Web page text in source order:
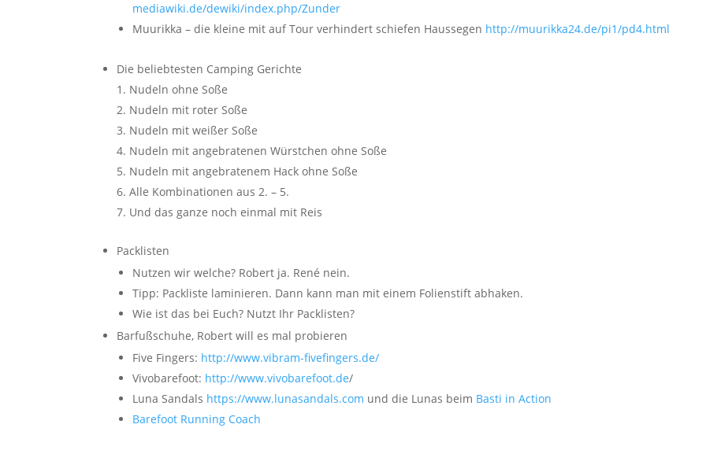
mediawiki.de/dewiki/index.php/Zunder
Muurikka – die kleine mit auf Tour verhindert schiefen Haussegen http://muurikka24.de/pi1/pd4.html
Die beliebtesten Camping Gerichte
Nudeln ohne Soße
Nudeln mit roter Soße
Nudeln mit weißer Soße
Nudeln mit angebratenen Würstchen ohne Soße
Nudeln mit angebratenem Hack ohne Soße
Alle Kombinationen aus 2. – 5.
Und das ganze noch einmal mit Reis
Packlisten
Nutzen wir welche? Robert ja. René nein.
Tipp: Packliste laminieren. Dann kann man mit einem Folienstift abhaken.
Wie ist das bei Euch? Nutzt Ihr Packlisten?
Barfußschuhe, Robert will es mal probieren
Five Fingers: http://www.vibram-fivefingers.de/
Vivobarefoot: http://www.vivobarefoot.de/
Luna Sandals https://www.lunasandals.com und die Lunas beim Basti in Action
Barefoot Running Coach